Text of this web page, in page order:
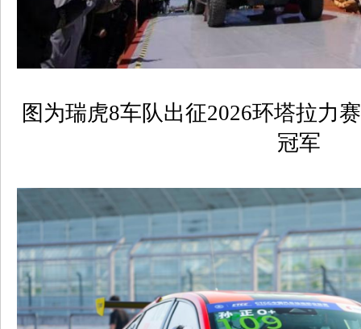
图为瑞虎8车队出征2026环塔拉力
冠军